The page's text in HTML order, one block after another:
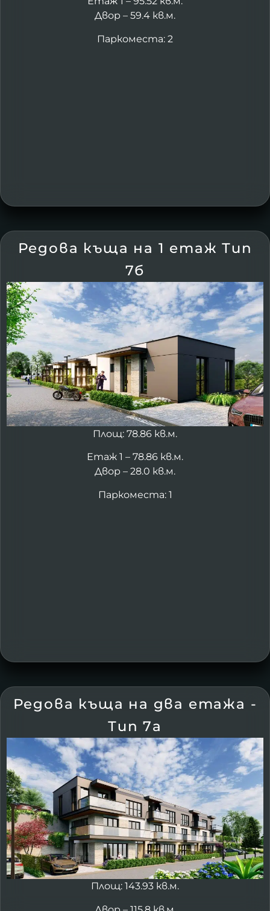
Двор – 59.4 кв.м.
Паркоместа: 2
Редова къща на 1 етаж Тип
7б
Площ: 78.86 кв.м.
Етаж 1 – 78.86 кв.м.
Двор – 28.0 кв.м.
Паркоместа: 1
Редова къща на два етажа -
Тип 7а
Площ: 143.93 кв.м.